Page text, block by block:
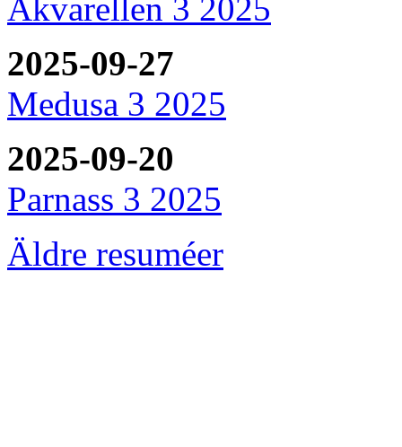
Akvarellen 3 2025
2025-09-27
Medusa 3 2025
2025-09-20
Parnass 3 2025
Äldre resuméer